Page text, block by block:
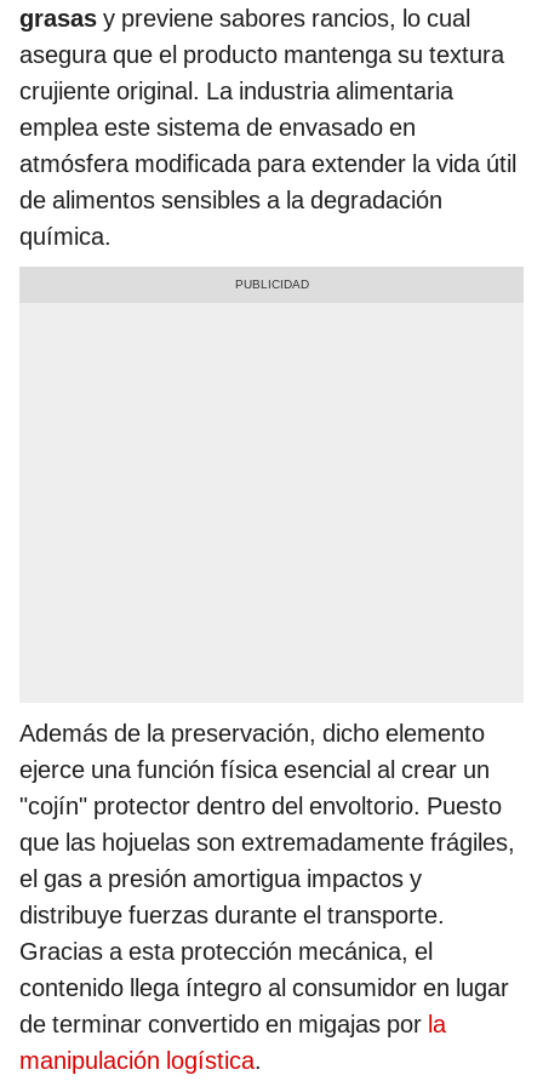
grasas y previene sabores rancios, lo cual
asegura que el producto mantenga su textura
crujiente original. La industria alimentaria
emplea este sistema de envasado en
atmósfera modificada para extender la vida útil
de alimentos sensibles a la degradación
química.
Además de la preservación, dicho elemento
ejerce una función física esencial al crear un
"cojín" protector dentro del envoltorio. Puesto
que las hojuelas son extremadamente frágiles,
el gas a presión amortigua impactos y
distribuye fuerzas durante el transporte.
Gracias a esta protección mecánica, el
contenido llega íntegro al consumidor en lugar
de terminar convertido en migajas por la
manipulación logística.